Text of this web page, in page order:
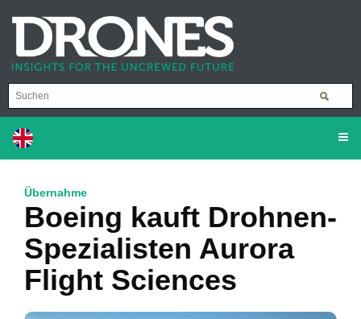
Übernahme
Boeing kauft Drohnen-
Spezialisten Aurora
Flight Sciences